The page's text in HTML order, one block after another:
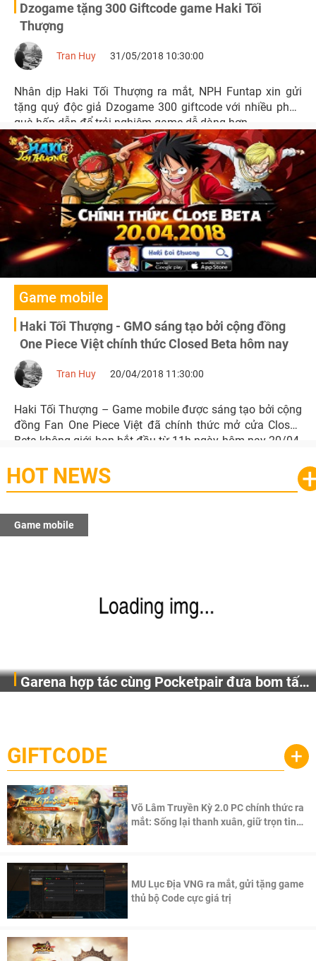
Dzogame tặng 300 Giftcode game Haki Tối
Thượng
Tran Huy 31/05/2018 10:30:00
Nhân dịp Haki Tối Thượng ra mắt, NPH Funtap xin gửi
tặng quý độc giả Dzogame 300 giftcode với nhiều phần
quà hấp dẫn để trải nghiệm game dễ dàng hơn.
Game mobile
Haki Tối Thượng - GMO sáng tạo bởi cộng đồng
One Piece Việt chính thức Closed Beta hôm nay
Tran Huy 20/04/2018 11:30:00
Haki Tối Thượng – Game mobile được sáng tạo bởi cộng
đồng Fan One Piece Việt đã chính thức mở cửa Closed
Beta không giới hạn bắt đầu từ 11h ngày hôm nay 20/04.
HOT NEWS
Game mobile
Garena hợp tác cùng Pocketpair đưa bom tấn
cầu, theo giấy phép chính thức từ công ty game Nhật Bản
Pocketpair, Inc.
GIFTCODE +
Võ Lâm Truyền Kỳ 2.0 PC chính thức ra
mắt: Sống lại thanh xuân, giữ trọn tinh
MU Lục Địa VNG ra mắt, gửi tặng game
thủ bộ Code cực giá trị